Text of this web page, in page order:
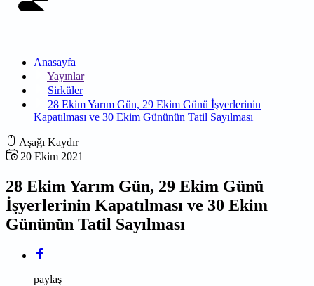
Anasayfa
Yayınlar
Sirküler
28 Ekim Yarım Gün, 29 Ekim Günü İşyerlerinin
Kapatılması ve 30 Ekim Gününün Tatil Sayılması
Aşağı Kaydır
20 Ekim 2021
28 Ekim Yarım Gün, 29 Ekim Günü
İşyerlerinin Kapatılması ve 30 Ekim
Gününün Tatil Sayılması
paylaş